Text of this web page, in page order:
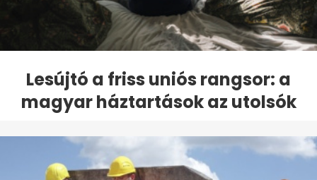
Lesújtó a friss uniós rangsor: a
magyar háztartások az utolsók